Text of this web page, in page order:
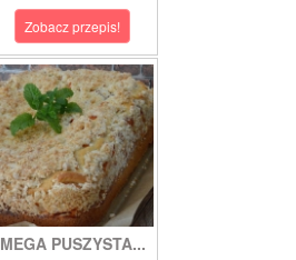
Zobacz przepis!
MEGA PUSZYSTA...